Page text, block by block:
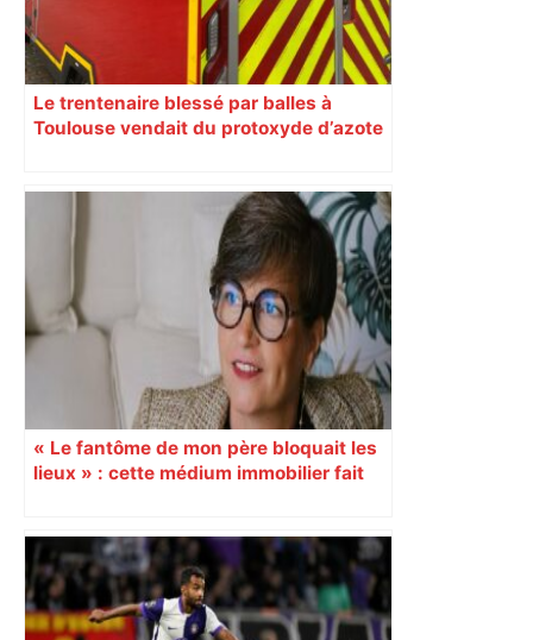
Le trentenaire blessé par balles à
Toulouse vendait du protoxyde d’azote
« Le fantôme de mon père bloquait les
lieux » : cette médium immobilier fait